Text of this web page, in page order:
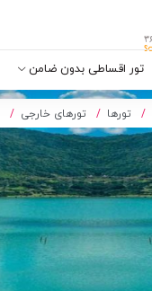
تور اقساطی بدون ضامن
تورها تورهای خارجی